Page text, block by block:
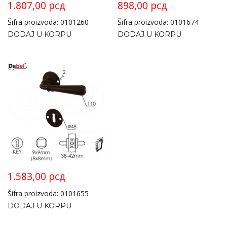
1.807,00 рсд
Šifra proizvoda: 0101260
DODAJ U KORPU
898,00 рсд
Šifra proizvoda: 0101674
DODAJ U KORPU
1.583,00 рсд
Šifra proizvoda: 0101655
DODAJ U KORPU